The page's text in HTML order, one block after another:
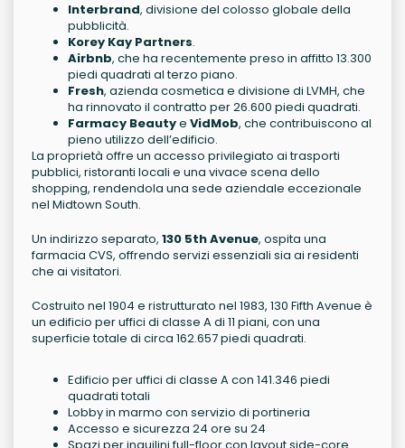
Interbrand, divisione del colosso globale della
pubblicità.
Korey Kay Partners.
Airbnb, che ha recentemente preso in affitto 13.300
piedi quadrati al terzo piano.
Fresh, azienda cosmetica e divisione di LVMH, che
ha rinnovato il contratto per 26.600 piedi quadrati.
Farmacy Beautye VidMob, che contribuiscono al
pieno utilizzo dell’edificio.
La proprietà offre un accesso privilegiato ai trasporti
pubblici, ristoranti locali e una vivace scena dello
shopping, rendendola una sede aziendale eccezionale
nel Midtown South.
Un indirizzo separato, 130 5th Avenue, ospita una
farmacia CVS, offrendo servizi essenziali sia ai residenti
che ai visitatori.
Costruito nel 1904 e ristrutturato nel 1983, 130 Fifth Avenue è
un edificio per uffici di classe A di 11 piani, con una
superficie totale di circa 162.657 piedi quadrati.
Edificio per uffici di classe A con 141.346 piedi
quadrati totali
Lobby in marmo con servizio di portineria
Accesso e sicurezza 24 ore su 24